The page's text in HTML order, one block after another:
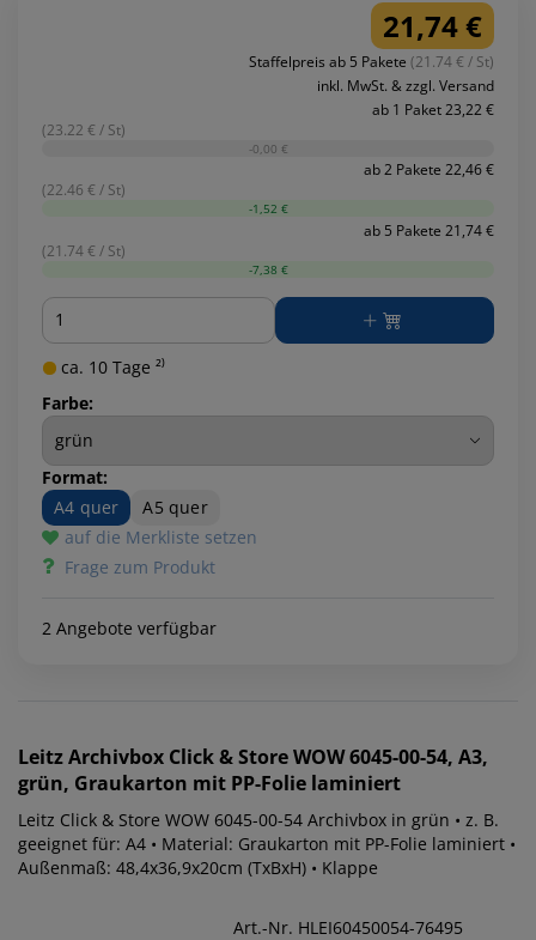
21,74 €
Staffelpreis ab 5 Pakete (21.74 € / St)
inkl. MwSt. & zzgl. Versand
ab 1 Paket 23,22 €
(23.22 € / St)
-0,00 €
ab 2 Pakete 22,46 €
(22.46 € / St)
-1,52 €
ab 5 Pakete 21,74 €
(21.74 € / St)
-7,38 €
Menge
ca. 10 Tage ²⁾
Farbe:
Format:
A4 quer
A5 quer
auf die Merkliste setzen
Frage zum Produkt
2 Angebote verfügbar
LeitzArchivbox Click & Store WOW 6045-00-54, A3,
grün, Graukarton mit PP-Folie laminiert
Leitz Click & Store WOW 6045-00-54 Archivbox in grün • z. B.
geeignet für: A4 • Material: Graukarton mit PP-Folie laminiert •
Außenmaß: 48,4x36,9x20cm (TxBxH) • Klappe
Art.-Nr. HLEI60450054-76495